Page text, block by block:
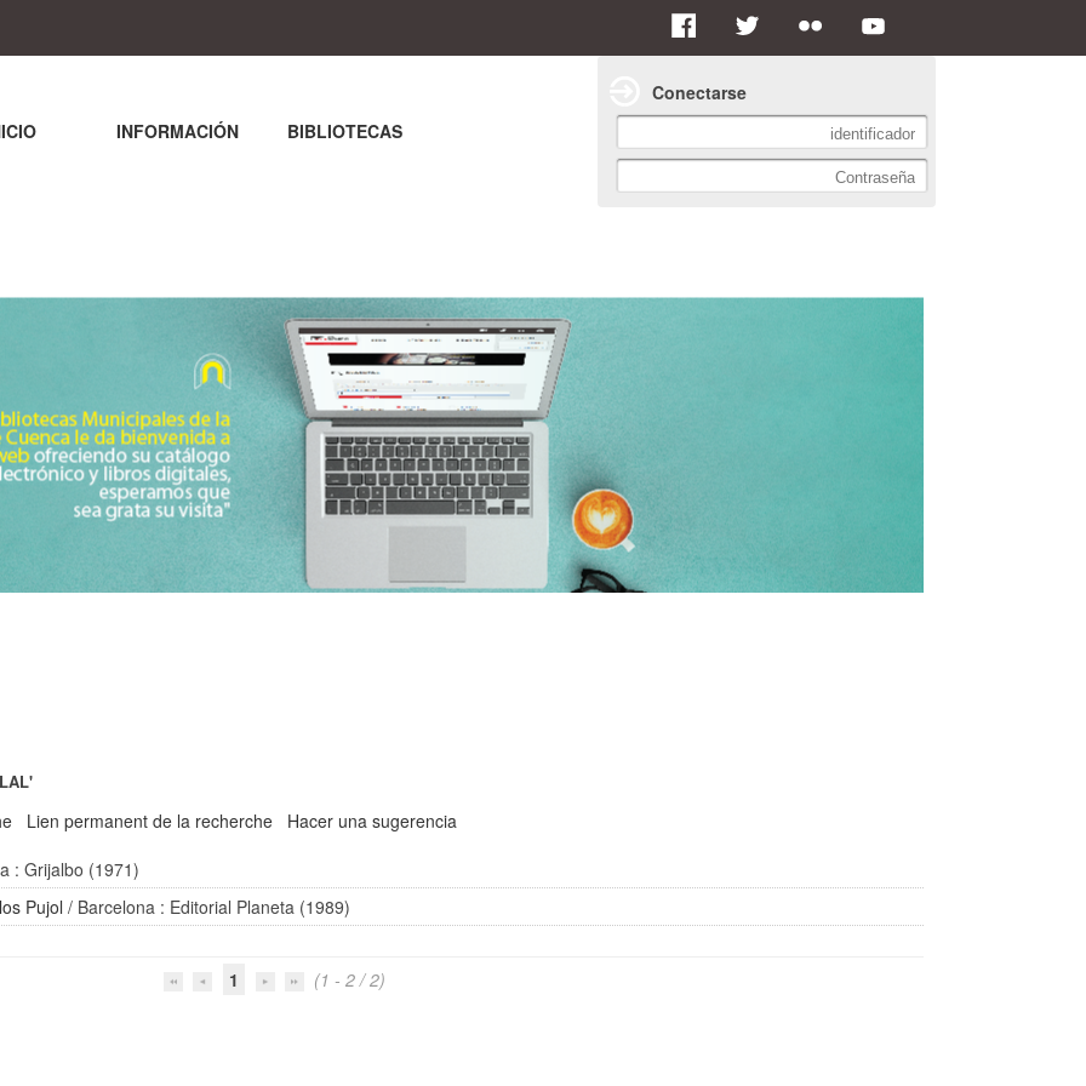
Lien permanent de la recherche
Hacer una sugerencia
: Grijalbo (1971)
Pujol / Barcelona : Editorial Planeta (1989)
1 (1 - 2 / 2)
INFORMACIÓN BIBLIOTECAS
Conectarse